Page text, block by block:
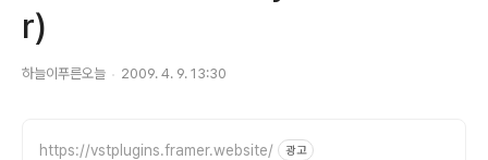
r)
하늘이푸른오늘 2009. 4. 9. 13:30
https://vstplugins.framer.website/ 광고